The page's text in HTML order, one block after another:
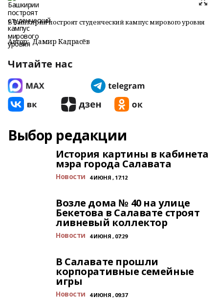
В Башкирии построят студенческий кампус мирового уровня
Автор: Дамир Кадрасёв
Читайте нас
Выбор редакции
История картины в кабинета
мэра города Салавата
Новости 4 ИЮНЯ , 17:12
Возле дома № 40 на улице
Бекетова в Салавате строят
ливневый коллектор
Новости 4 ИЮНЯ , 07:29
В Салавате прошли
корпоративные семейные
игры
Новости 4 ИЮНЯ , 09:37